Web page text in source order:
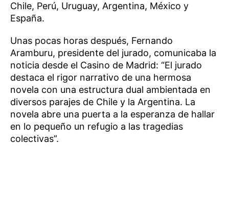
Chile, Perú, Uruguay, Argentina, México y
España.
Unas pocas horas después, Fernando
Aramburu, presidente del jurado, comunicaba la
noticia desde el Casino de Madrid: “El jurado
destaca el rigor narrativo de una hermosa
novela con una estructura dual ambientada en
diversos parajes de Chile y la Argentina. La
novela abre una puerta a la esperanza de hallar
en lo pequeño un refugio a las tragedias
colectivas”.